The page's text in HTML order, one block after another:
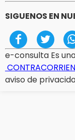
SIGUENOS EN
e-consulta Es
aviso de